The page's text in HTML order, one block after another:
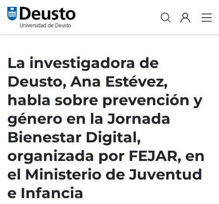
La investigadora de
Deusto, Ana Estévez,
habla sobre prevención y
género en la Jornada
Bienestar Digital,
organizada por FEJAR, en
el Ministerio de Juventud
e Infancia